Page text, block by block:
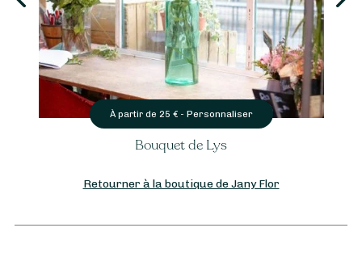
À partir de 25 € - Personnaliser
Bouquet de Lys
Retourner à la boutique de Jany Flor